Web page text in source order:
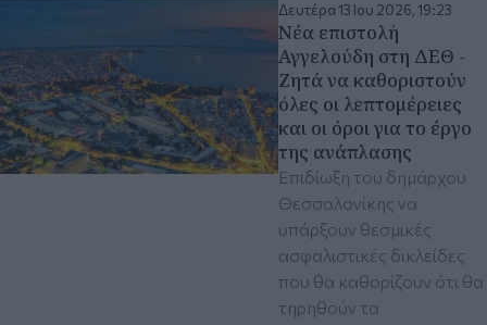
Δευτέρα 13 Ιου 2026, 19:23
Νέα επιστολή
Αγγελούδη στη ΔΕΘ -
Ζητά να καθοριστούν
όλες οι λεπτομέρειες
και οι όροι για το έργο
της ανάπλασης
Επιδίωξη του δημάρχου
Θεσσαλονίκης να
υπάρξουν θεσμικές
ασφαλιστικές δικλείδες
που θα καθορίζουν ότι θα
τηρηθούν τα